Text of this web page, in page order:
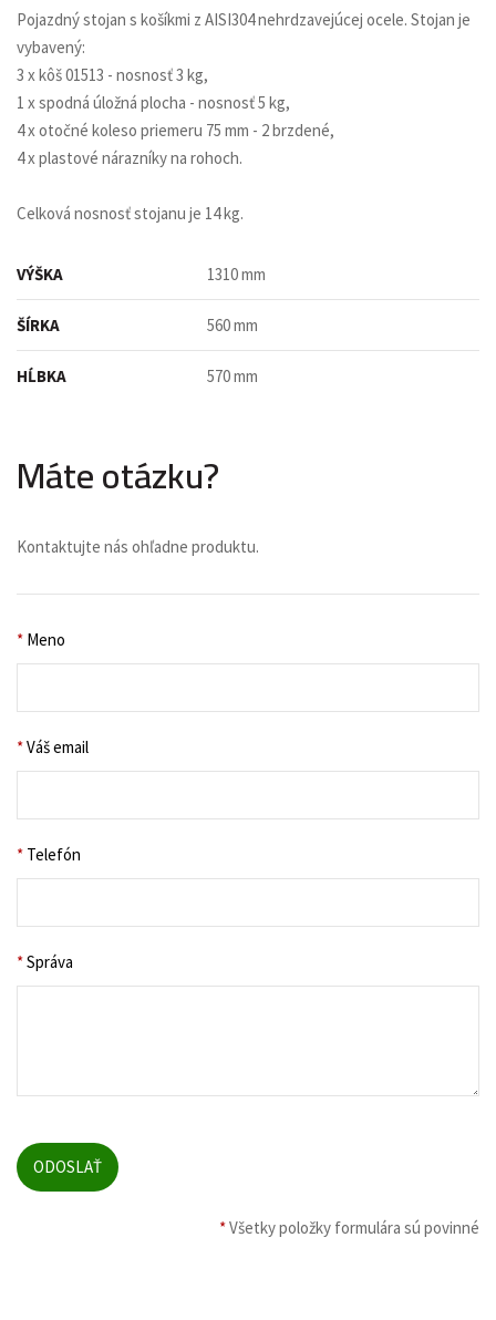
Pojazdný stojan s košíkmi z AISI304 nehrdzavejúcej ocele. Stojan je
vybavený:
3 x kôš 01513 - nosnosť 3 kg,
1 x spodná úložná plocha - nosnosť 5 kg,
4 x otočné koleso priemeru 75 mm - 2 brzdené,
4 x plastové nárazníky na rohoch.
Celková nosnosť stojanu je 14 kg.
VÝŠKA 1310 mm
ŠÍRKA 560 mm
HĹBKA 570 mm
Máte otázku?
Kontaktujte nás ohľadne produktu.
* Meno
*Váš email
* Telefón
*Správa
*Všetky položky formulára sú povinné